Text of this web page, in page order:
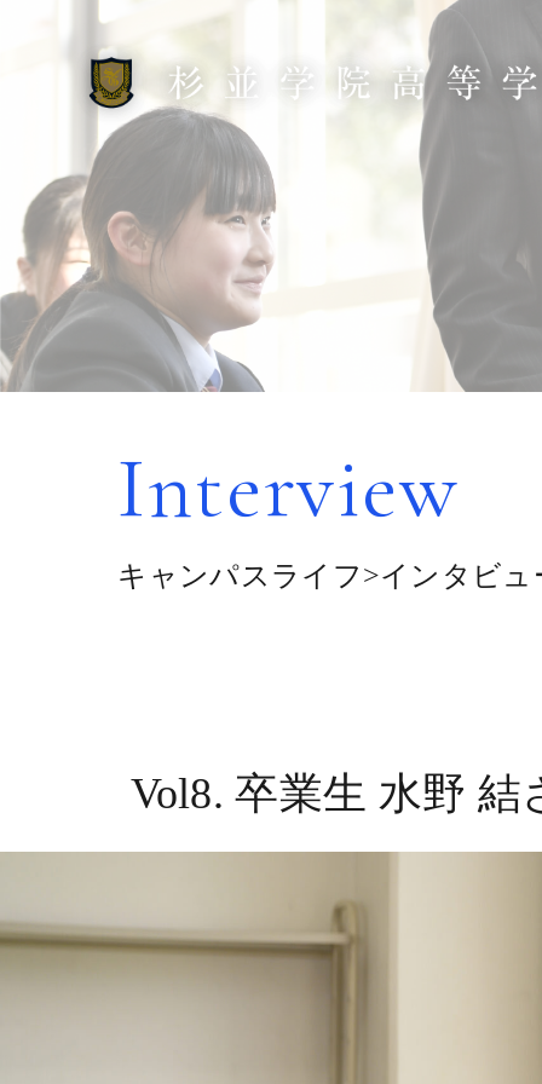
Interview
キャンパスライフ>インタビュ
Vol8. 卒業生 水野 結